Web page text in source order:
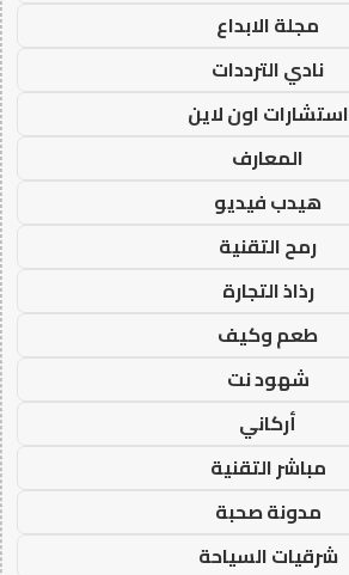
مجلة الابداع
نادي الترددات
استشارات اون لاين
المعارف
هيدب فيديو
رمح التقنية
رذاذ التجارة
طعم وكيف
شهود نت
أركاني
مباشر التقنية
مدونة صحبة
شرقيات السياحة